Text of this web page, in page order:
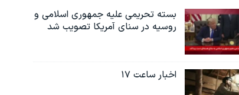
بسته تحریمی علیه جمهوری اسلامی و
روسیه در سنای آمریکا تصویب شد
اخبار ساعت ۱۷